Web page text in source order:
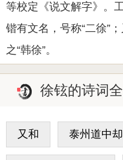
等校定《说文解字》。
锴有文名，号称“二徐”
之“韩徐”。
徐铉的诗词
又和 泰州道中